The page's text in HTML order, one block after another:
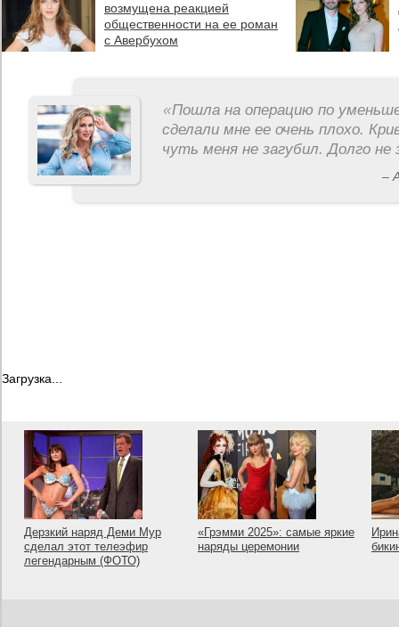
возмущена реакцией
общественности на ее роман
с Авербухом
«Пошла на операцию по
сделали мне ее очень плохо.
чуть меня не загубил. Долго не
–
Загрузка...
Дерзкий наряд Деми Мур
сделал этот телеэфир
легендарным (ФОТО)
«Грэмми 2025»: самые яркие
наряды церемонии